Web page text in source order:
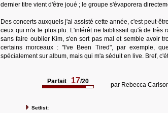
dernier titre vient d'être joué ; le groupe s'évaporera
Des concerts auxquels j'ai assisté cette année, c'est peut-
ceux qui m'a le plus plu. L'intérêt ne faiblissait qu'à de très
sans faire oublier Kim, s'en sort pas mal et semble avoir
certains morceaux : "I've Been Tired", par exemple,
spécialement sur album, mais qui m'a séduit en live. Bref,
Parfait 17/20 par Rebecca
Setlist: